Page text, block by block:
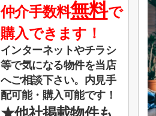
仲介手数料無料で
購入できます！
インターネットやチラシ
等で気になる物件を当店
へご相談下さい。内見手
配可能・購入可能です！
★他社掲載物件も